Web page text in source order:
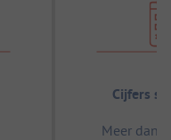
Cijfers
Meer dan